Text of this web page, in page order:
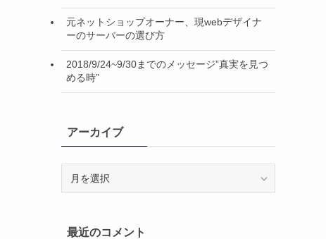
元ネットショップオーナー、現webデザイナ
ーのサーバーの選び方
2018/9/24~9/30までのメッセージ”真実を見つ
める時”
アーカイブ
ブ最近のコメント